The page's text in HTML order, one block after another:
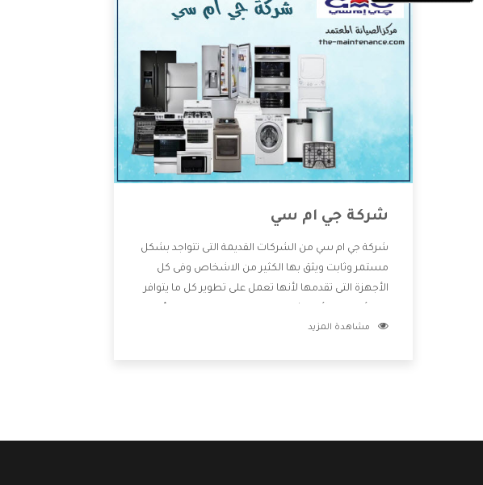
شركة جي ام سي
شركة جي ام سي من الشركات القديمة التى تتواجد بشكل
مستمر وثابت ويثق بها الكثير من الاشخاص وفى كل
الأجهزة التى تقدمها لأنها تعمل على تطوير كل ما يتوافر
خدمات ما بعد البيع مع المنتجات وتقدم للعملاء أقوى
مشاهدة المزيد